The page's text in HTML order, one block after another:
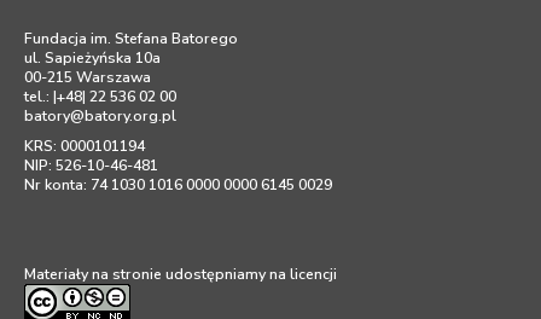
Fundacja im. Stefana Batorego
ul. Sapieżyńska 10a
00-215 Warszawa
tel.: |+48| 22 536 02 00
batory@batory.org.pl
KRS: 0000101194
NIP: 526-10-46-481
Nr konta: 74 1030 1016 0000 0000 6145 0029
Materiały na stronie udostępniamy na licencji